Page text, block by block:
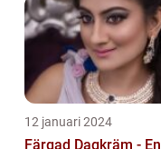
12 januari 2024
Färgad Dagkräm - En